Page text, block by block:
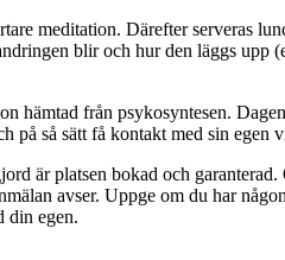
meditation. Därefter serveras
blir och hur den läggs upp
hämtad från psykosyntesen.
på så sätt få kontakt med sin egen
är platsen bokad och
avser. Uppge om du har
din egen.